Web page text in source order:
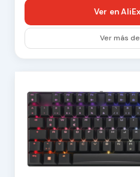
Ver en
Ver más